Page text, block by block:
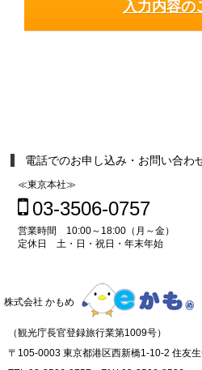
電話でのお申し込み・お問い合わ
≪東京本社≫
03-3506-0757
営業時間 10:00～18:00（月～金）
定休日 土・日・祝日・年末年始
株式会社 かもめ
（観光庁長官登録旅行業第1009号）
〒105-0003 東京都港区西新橋1-10-2 住友